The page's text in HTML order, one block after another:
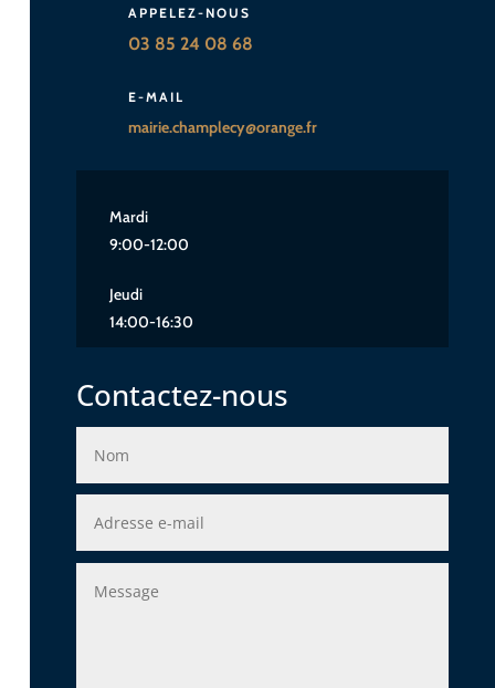
APPELEZ-NOUS
03 85 24 08 68
E-MAIL
mairie.champlecy@orange.fr
Mardi
9:00-12:00
Jeudi
14:00-16:30
Contactez-nous